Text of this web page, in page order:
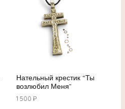
Нательный крестик “Ты
возлюбил Меня”
1 500 ₽